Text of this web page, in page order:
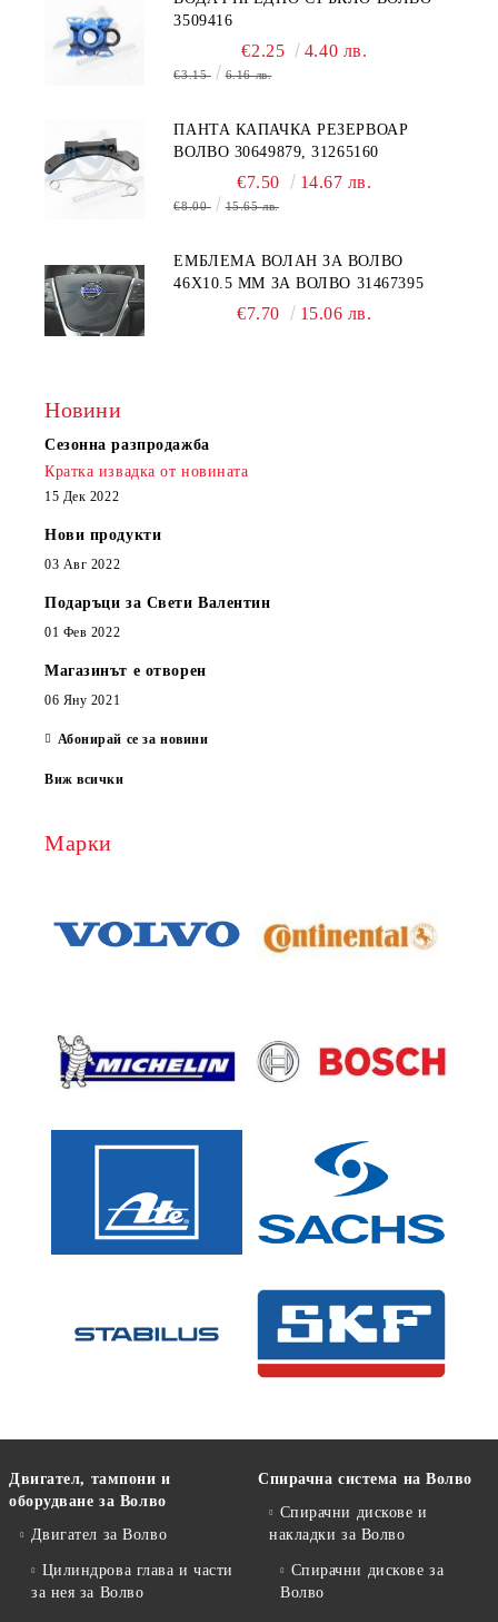
3509416
€2.25 4.40 лв.
€3.15 6.16 лв.
ПАНТА КАПАЧКА РЕЗЕРВОАР
ВОЛВО 30649879, 31265160
€7.50 14.67 лв.
€8.00 15.65 лв.
EМБЛЕМА ВОЛАН ЗА ВОЛВО
46Х10.5 ММ ЗА ВОЛВО 31467395
€7.70 15.06 лв.
Новини
Сезонна разпродажба
Кратка извадка от новината
15 Дек 2022
Нови продукти
03 Авг 2022
Подаръци за Свети Валентин
01 Фев 2022
Магазинът е отворен
06 Яну 2021
Абонирай се за новини
Виж всички
Марки
Двигател, тампони и
оборудване за Волво
Двигател за Волво
Цилиндрова глава и части
за нея за Волво
Спирачна система на Волво
Спирачни дискове и
накладки за Волво
Спирачни дискове за
Волво